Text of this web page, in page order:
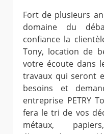
Fort de plusieurs
domaine du
confiance la
Tony, location de
votre écoute dans
travaux qui seront
besoins et
entreprise PETRY
fera le tri de vos
métaux,